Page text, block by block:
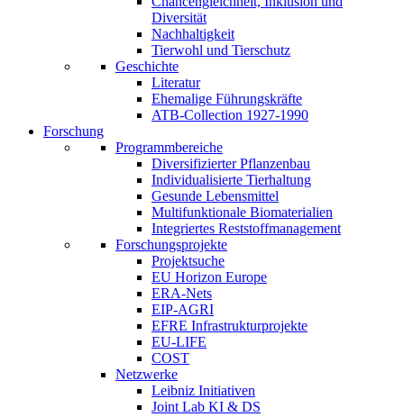
Diversität
Nachhaltigkeit
Tierwohl und Tierschutz
Geschichte
Literatur
Ehemalige Führungskräfte
ATB-Collection 1927-1990
Forschung
Programmbereiche
Diversifizierter Pflanzenbau
Individualisierte Tierhaltung
Gesunde Lebensmittel
Multifunktionale Biomaterialien
Integriertes Reststoffmanagement
Forschungsprojekte
Projektsuche
EU Horizon Europe
ERA-Nets
EIP-AGRI
EFRE Infrastrukturprojekte
EU-LIFE
COST
Netzwerke
Leibniz Initiativen
Joint Lab KI & DS